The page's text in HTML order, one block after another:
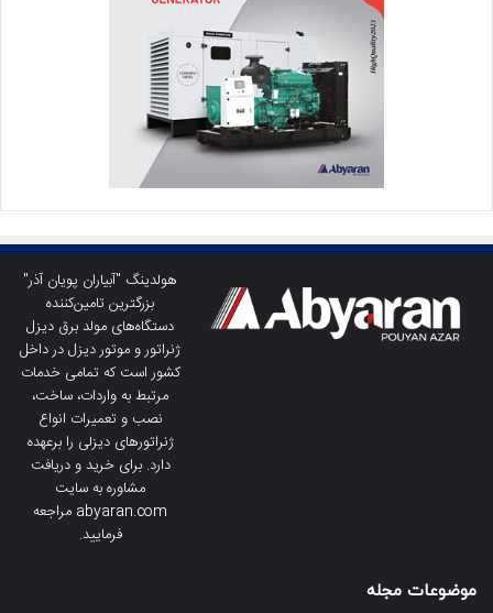
هولدینگ "آبیاران پویان آذر"
بزرگترین تامین‌کننده
دستگاه‌های مولد برق دیزل
ژنراتور و موتور دیزل در داخل
کشور است که تمامی خدمات
مرتبط به واردات، ساخت،
نصب و تعمیرات انواع
ژنراتورهای دیزلی را برعهده
دارد. برای خرید و دریافت
مشاوره به سایت
abyaran.com مراجعه
فرمایید.
موضوعات مجله